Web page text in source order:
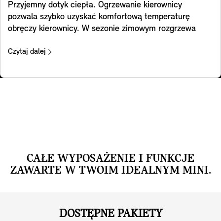
Przyjemny dotyk ciepła. Ogrzewanie kierownicy
pozwala szybko uzyskać komfortową temperaturę
obręczy kierownicy. W sezonie zimowym rozgrzewa
wycieczki są znacznie przyjemniejsze.
Czytaj dalej
CAŁE WYPOSAŻENIE I FUNKCJE
ZAWARTE W TWOIM IDEALNYM MINI.
DOSTĘPNE PAKIETY